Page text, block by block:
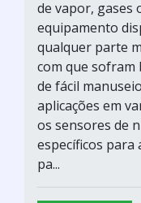
de vapor, gases
equipamento
qualquer parte
com que sofram
de fácil
aplicações em
os sensores de
específicos para
pa...